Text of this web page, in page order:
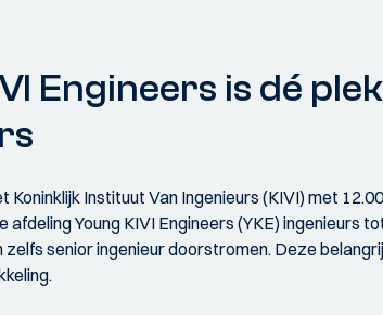
Engineers is dé
Koninklijk Instituut Van Ingenieurs (KIVI) met
Young KIVI Engineers (YKE) ingenieurs
zelfs senior ingenieur doorstromen. Deze